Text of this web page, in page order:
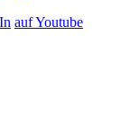
auf Youtube